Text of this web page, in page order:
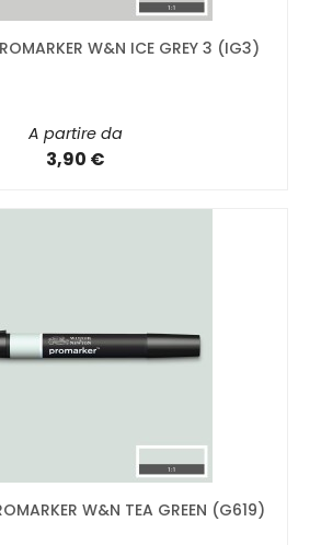
W&N ICE GREY 3 (IG3)
A partire da
3,90 €
W&N TEA GREEN (G619)